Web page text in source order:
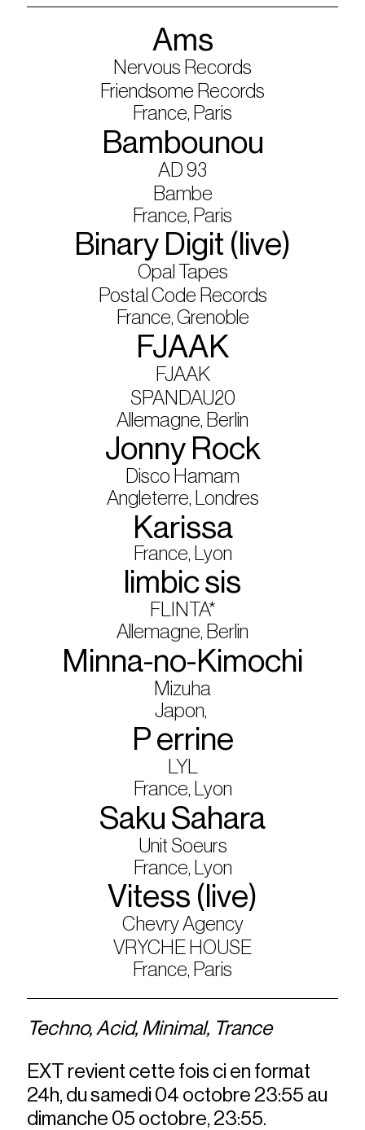
Ams
Nervous Records
Friendsome Records
France, Paris
Bambounou
AD 93
Bambe
France, Paris
Binary Digit (live)
Opal Tapes
Postal Code Records
France, Grenoble
FJAAK
FJAAK
SPANDAU20
Allemagne, Berlin
Jonny Rock
Disco Hamam
Angleterre, Londres
Karissa
France, Lyon
limbic sis
FLINTA*
Allemagne, Berlin
Minna-no-Kimochi
Mizuha
Japon,
P errine
LYL
France, Lyon
Saku Sahara
Unit Soeurs
France, Lyon
Vitess (live)
Chevry Agency
VRYCHE HOUSE
France, Paris
Techno, Acid, Minimal, Trance
EXT revient cette fois ci en format
24h, du samedi 04 octobre 23:55 au
dimanche 05 octobre, 23:55.